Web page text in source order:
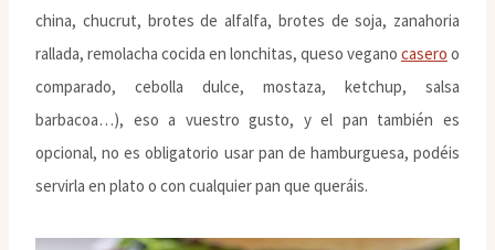
china, chucrut, brotes de alfalfa, brotes de soja, zanahoria
rallada, remolacha cocida en lonchitas, queso vegano casero o
comparado, cebolla dulce, mostaza, ketchup, salsa
barbacoa…), eso a vuestro gusto, y el pan también es
opcional, no es obligatorio usar pan de hamburguesa, podéis
servirla en plato o con cualquier pan que queráis.